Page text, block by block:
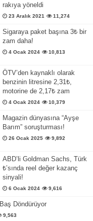
rakıya yöneldi
23 Aralık 2021 11,274
Sigaraya paket başına 3₺ bir
zam daha!
4 Ocak 2024 10,813
ÖTV’den kaynaklı olarak
benzinin litresine 2,31₺,
motorine de 2,17₺ zam
4 Ocak 2024 10,379
Magazin dünyasına “Ayşe
Barım” soruşturması!
26 Ocak 2025 9,892
ABD’li Goldman Sachs, Türk
₺’sında reel değer kazanç
sinyali!
6 Ocak 2024 9,616
Döndürüyor
9,563